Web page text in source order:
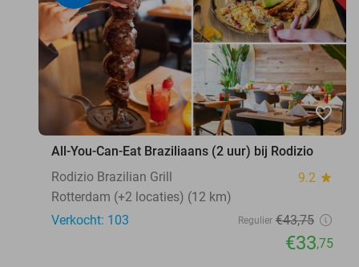
favorite_border
All-You-Can-Eat Braziliaans (2 uur) bij Rodizio
Rodizio Brazilian Grill
9.2 star
Rotterdam (+2 locaties) (12 km)
Verkocht: 103
Regulier €43,75
€33,75